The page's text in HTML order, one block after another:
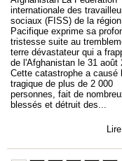
internationale des
sociaux (FISS) de la
Pacifique exprime sa
tristesse suite au
terre dévastateur qui a
de l'Afghanistan le 31 août
Cette catastrophe a causé
tragique de plus de 2 000
personnes, fait de
blessés et détruit des...